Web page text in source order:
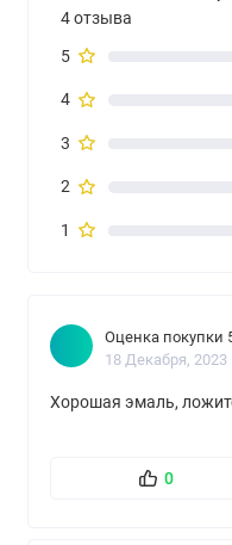
4 отзыва
5
4
3
2
1
Оценка покупки
18 Декабря, 2023
Хорошая эмаль,
0